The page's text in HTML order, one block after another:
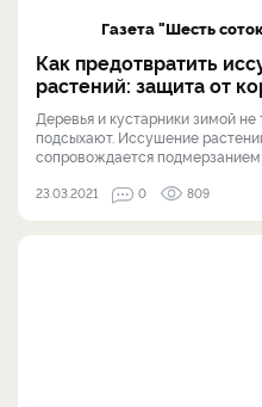
Газета "Шесть
Как предотвратить
растений: защита от
Деревья и кустарники зимой
подсыхают. Иссушение
сопровождается подмерзанием
23.03.2021 0 809